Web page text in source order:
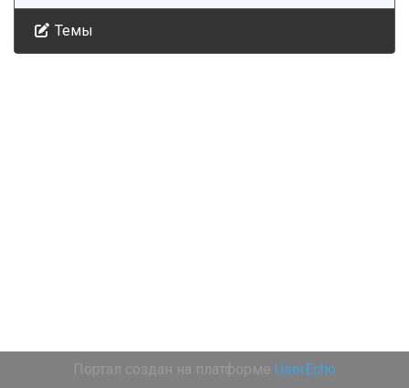
Темы
Портал создан на платформе UserEcho